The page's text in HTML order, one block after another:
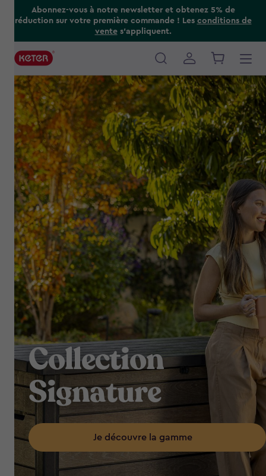
Abonnez-vous à notre newsletter et obtenez 5% de
réduction sur votre première commande ! Les conditions de
ventes’appliquent.
Main
navigation
Collection
Signature
Je découvre la gamme